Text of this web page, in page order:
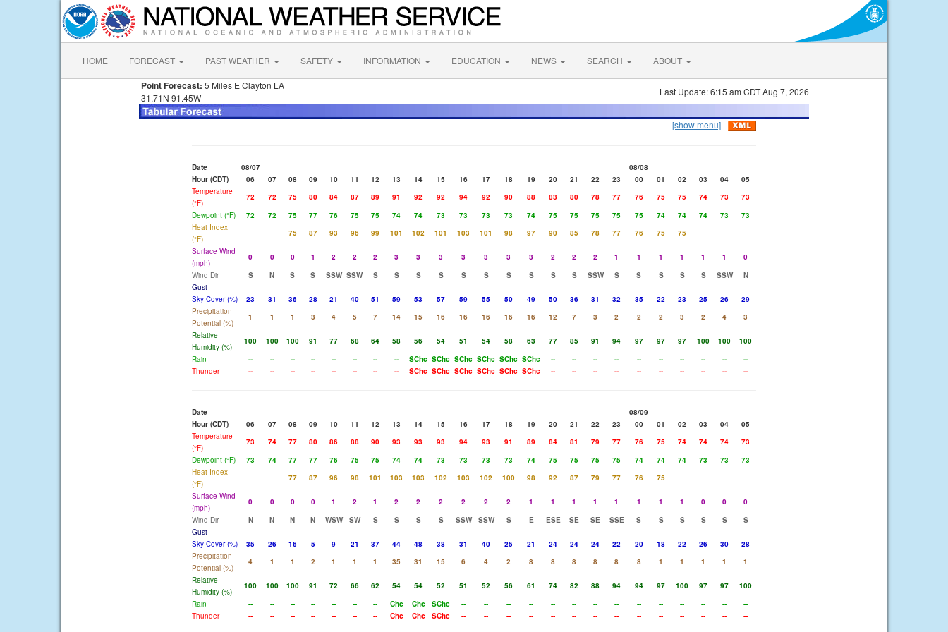
HOME FORECAST PAST WEATHER SAFETY INFORMATION EDUCATION NEWS SEARCH ABOUT
Point Forecast: 5 Miles E Clayton LA
31.71N 91.45W
Last Update: 6:15 am CDT Aug 7, 2026
[show menu]
Date 08/07
08/08
Hour (CDT)
06 07 08 09 10 11 12 13 14 15 16 17 18 19 20 21 22 23 00 01 02 03 04
05
Temperature
(°F)
72 72 75 80 84 87 89 91 92 92 94 92 90 88 83 80 78 77 76 75 75 74 73
73
Dewpoint (°F)
72 72 75 77 76 75 75 74 74 73 73 73 73 74 75 75 75 75 75 74 74 74 73
73
Heat Index
(°F)
75 87 93 96 99 101 102 101 103 101 98 97 90 85 78 77 76 75
75
Surface Wind
(mph)
0 0 0 1 2 2 2 3 3 3 3 3 3 3 2 2 2 1 1 1 1 1 1
0
Wind Dir
S N S S SSW SSW S S S S S S S S S S SSW S S S S S SSW
N
Gust
Sky Cover (%)
23 31 36 28 21 40 51 59 53 57 59 55 50 49 50 36 31 32 35 22 23 25 26
29
Precipitation
Potential (%)
1 1 1 3 4 5 7 14 15 16 16 16 16 16 12 7 3 2 2 2 3 2 4
3
Relative
Humidity (%)
100 100 100 91 77 68 64 58 56 54 51 54 58 63 77 85 91 94 97 97 97 100 100
100
Rain
-- -- -- -- -- -- -- -- SChc SChc SChc SChc SChc SChc -- -- -- -- -- -- -- -- --
--
Thunder
-- -- -- -- -- -- -- -- SChc SChc SChc SChc SChc SChc -- -- -- -- -- -- -- -- -- --
Date
08/09
Hour (CDT)
06 07 08 09 10 11 12 13 14 15 16 17 18 19 20 21 22 23 00 01 02 03 04
05
Temperature
(°F)
73 74 77 80 86 88 90 93 93 93 94 93 91 89 84 81 79 77 76 75 74 74 74
73
Dewpoint (°F)
73 74 77 77 76 75 75 74 74 73 73 73 73 74 75 75 75 75 74 74 74 73 73
73
Heat Index
(°F)
77 87 96 98 101 103 103 102 103 102 100 98 92 87 79 77 76
75
Surface Wind
(mph)
0 0 0 0 1 2 1 2 2 2 2 2 2 1 1 1 1 1 1 1 1 0 0
0
Wind Dir
N N N N WSW SW S S S S SSW SSW S E ESE SE SE SSE S S S S S
S
Gust
Sky Cover (%)
35 26 16 5 9 21 37 44 48 38 31 40 25 21 24 24 24 22 20 18 22 26 30
28
Precipitation
Potential (%)
4 1 1 2 1 1 1 35 31 15 6 4 2 8 8 8 8 8 8 1 1 1 1
1
Relative
Humidity (%)
100 100 100 91 72 66 62 54 54 52 51 52 56 61 74 82 88 94 94 97 100 97 97
100
Rain
-- -- -- -- -- -- -- Chc Chc SChc -- -- -- -- -- -- -- -- -- -- -- -- --
--
Thunder
-- -- -- -- -- -- -- Chc Chc SChc -- -- -- -- -- -- -- -- -- -- -- -- -- --